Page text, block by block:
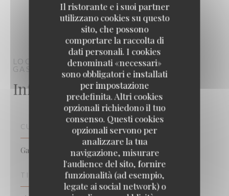
Il ristorante e i suoi partner
utilizzano cookies su questo
sito, che possono
comportare la raccolta di
dati personali. I cookies
denominati «necessari»
sono obbligatori e installati
per impostazione
predefinita. Altri cookies
opzionali richiedono il tuo
consenso. Questi cookies
opzionali servono per
analizzare la tua
navigazione, misurare
l'audience del sito, fornire
funzionalità (ad esempio,
legate ai social network) o
LOCO BY JEM'SRISTORANTE
GASTRONOMICOBORDEAUX
Informazioni pratiche
CUCINA
Gastronomico, Tradizionale
TIPOLOGIA